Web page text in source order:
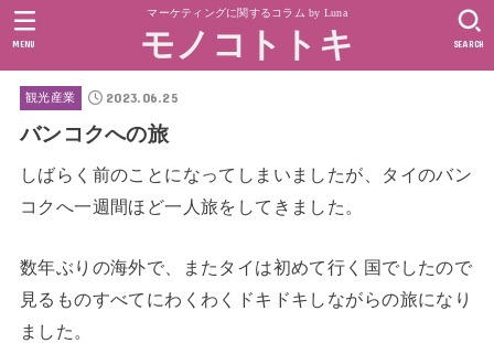
マーケティングに関するコラム by Luna
モノコトトキ SEARCH
MENU
観光産業 2023.06.25
バンコクへの旅
しばらく前のことになってしまいましたが、タイのバン
コクへ一週間ほど一人旅をしてきました。
数年ぶりの海外で、またタイは初めて行く国でしたので
見るものすべてにわくわくドキドキしながらの旅になり
ました。